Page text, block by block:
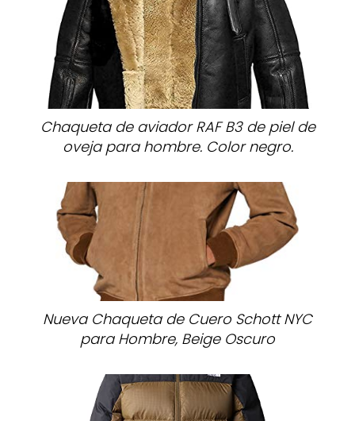
Chaqueta de aviador RAF B3 de piel de
oveja para hombre. Color negro.
Nueva Chaqueta de Cuero Schott NYC
para Hombre, Beige Oscuro